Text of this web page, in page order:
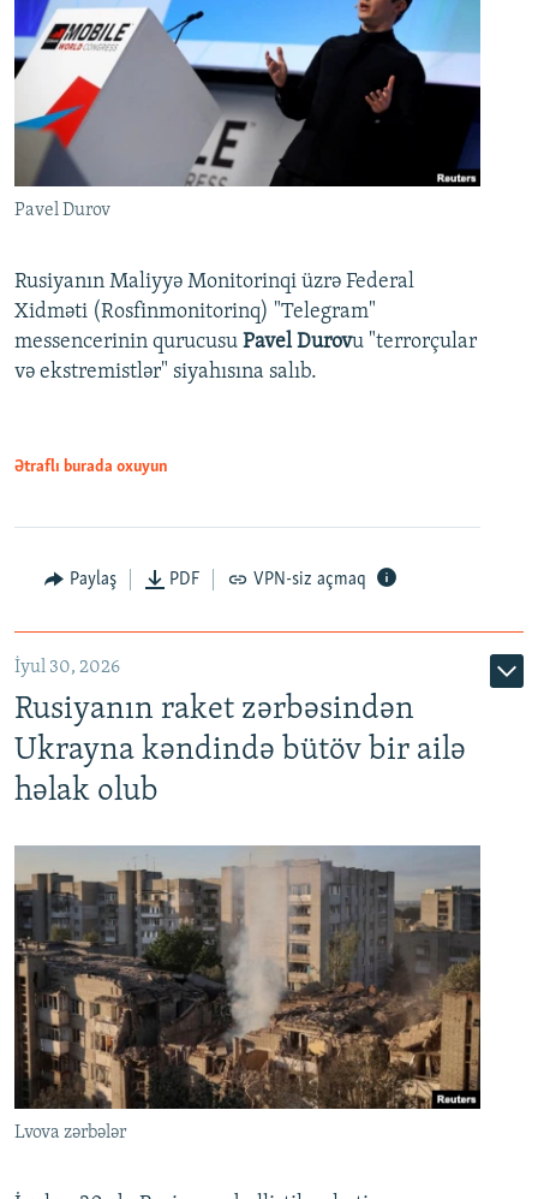
Pavel Durov
Rusiyanın Maliyyə Monitorinqi üzrə Federal
Xidməti (Rosfinmonitorinq) "Telegram"
messencerinin qurucusu Pavel Durovu "terrorçular
və ekstremistlər" siyahısına salıb.
Ətraflı burada oxuyun
Paylaş PDF VPN-siz açmaq
İyul 30, 2026
Rusiyanın raket zərbəsindən
Ukrayna kəndində bütöv bir ailə
həlak olub
Lvova zərbələr